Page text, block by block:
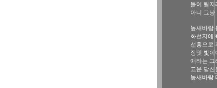
돌이 될지
아니 그냥
높새바람
화선지에
선홍으로
장밋 빛
애타는
고운 당
높새바람